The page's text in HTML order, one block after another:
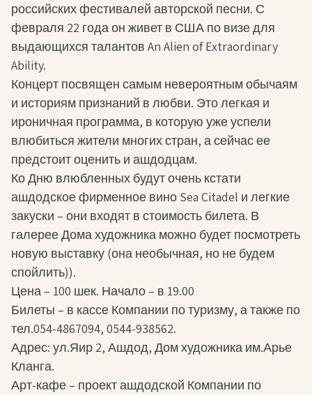
российских фестивалей авторской песни. С
февраля 22 года он живет в США по визе для
выдающихся талантов An Alien of Extraordinary
Ability.
Концерт посвящен самым невероятным обычаям
и историям признаний в любви. Это легкая и
ироничная программа, в которую уже успели
влюбиться жители многих стран, а сейчас ее
предстоит оценить и ашдодцам.
Ко Дню влюбленных будут очень кстати
ашдодское фирменное вино Sea Citadel и легкие
закуски – они входят в стоимость билета. В
галерее Дома художника можно будет посмотреть
новую выставку (она необычная, но не будем
спойлить)).
Цена – 100 шек. Начало – в 19.00
Билеты – в кассе Компании по туризму, а также по
тел.054-4867094, 0544-938562.
Адрес: ул.Яир 2, Ашдод, Дом художника им.Арье
Кланга.
Арт-кафе – проект ашдодской Компании по